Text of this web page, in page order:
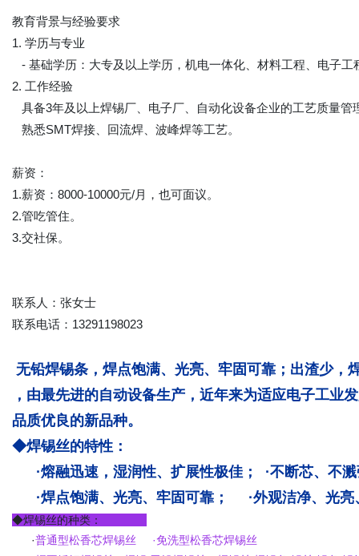
教育背景与经验要求
1. 学历与专业
- 基础学历：大专及以上学历，机电一体化、材料工程、电子
2. 工作经验
具备3年及以上焊锡厂、电子厂、自动化设备企业的工艺质量
熟悉SMT焊接、回流焊、波峰焊等工艺。
薪资：
1.薪资：8000-10000元/月，也可面议。
2.管吃管住。
3.交社保。
联系人：张女士
联系电话：13291198023
无铅焊锡条，焊点饱满、光亮、牢固可靠；出渣少，
，由最先进的自动设备生产，近年来为适应电子工业
品质优良的新品种。
◆焊锡丝的特性：
·熔融迅速，湿润性、扩展性极佳； ·不断芯、不
·焊点饱满、光亮、牢固可靠； ·外观洁净、光亮
◆焊锡丝的种类：
·普通型松香芯焊锡丝 ·免洗型松香芯焊锡丝